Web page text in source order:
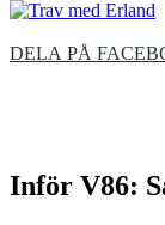
DELA PÅ
Inför V86: